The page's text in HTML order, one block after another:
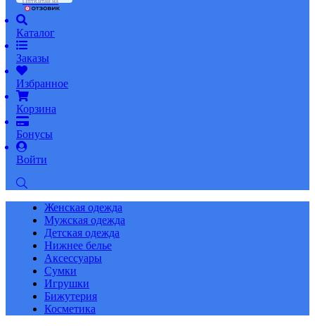
ОптКитай на
Каталог
Заказы
Избранное
Корзина
Бонусы
Войти
Женская одежда
Мужская одежда
Детская одежда
Нижнее белье
Аксессуары
Сумки
Игрушки
Бижутерия
Косметика